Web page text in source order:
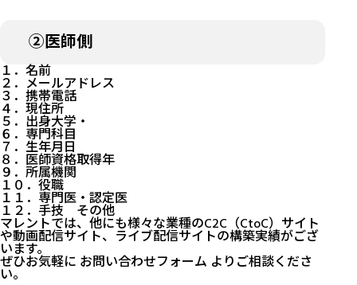
②医師側
１．名前
２．メールアドレス
３．携帯電話
４．現住所
５．出身大学・
６．専門科目
７．生年月日
８．医師資格取得年
９．所属機関
１０．役職
１１．専門医・認定医
１２．手技 その他
マレントでは、他にも様々な業種のC2C（CtoC）サイト
や動画配信サイト、ライブ配信サイトの構築実績がござ
います。
ぜひお気軽に お問い合わせフォーム よりご相談くださ
い。